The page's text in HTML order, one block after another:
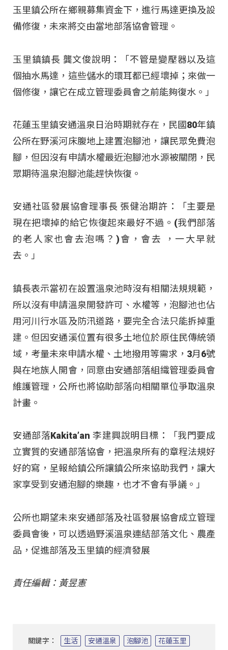
玉里鎮公所在鄉親募集資金下，進行馬達更換及設
備修復，未來將交由當地部落協會管理。
玉里鎮鎮長 龔文俊說明：「不管是變壓器以及這
個抽水馬達，這些儲水的環耳都已經壞掉；來做一
個修復，讓它在成立管理委員會之前能夠復水。」
花蓮玉里鎮安通溫泉日治時期就存在，民國80年鎮
公所在野溪河床腹地上建置泡腳池，讓民眾免費泡
腳，但因沒有申請水權最近泡腳池水源被關閉，民
眾期待溫泉泡腳池能趕快恢復。
安通社區發展協會理事長 張健治期許：「主要是
現在把壞掉的給它恢復起來最好不過。(我們部落
的老人家也會去泡嗎？)會，會去 ，一大早就
去。」
鎮長表示當初在設置溫泉池時沒有相關法規規範，
所以沒有申請溫泉開發許可、水權等，泡腳池也佔
用河川行水區及防汛道路，要完全合法只能拆掉重
建。但因安通溪位置有很多土地位於原住民傳統領
域，考量未來申請水權、土地撥用等需求，3月6號
與在地族人開會，同意由安通部落組織管理委員會
維護管理，公所也將協助部落向相關單位爭取溫泉
計畫。
安通部落Kakita’an 李建興說明目標：「我門要成
立實質的安通部落協會，把溫泉所有的章程法規好
好的寫，呈報給鎮公所讓鎮公所來協助我們，讓大
家享受到安通泡腳的樂趣，也才不會有爭議。」
公所也期望未來安通部落及社區發展協會成立管理
委員會後，可以透過野溪溫泉連結部落文化、農產
品，促進部落及玉里鎮的經濟發展
責任編輯：黃昱憲
關鍵字： 生活 安通溫泉 泡腳池 花蓮玉里